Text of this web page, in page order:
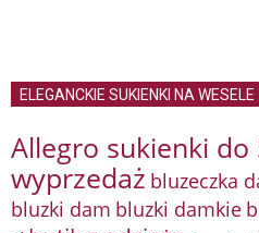
ELEGANCKIE SUKIENKI NA WESELE
Allegro sukienki do
wyprzedaż bluzeczka
bluzki dam bluzki damkie